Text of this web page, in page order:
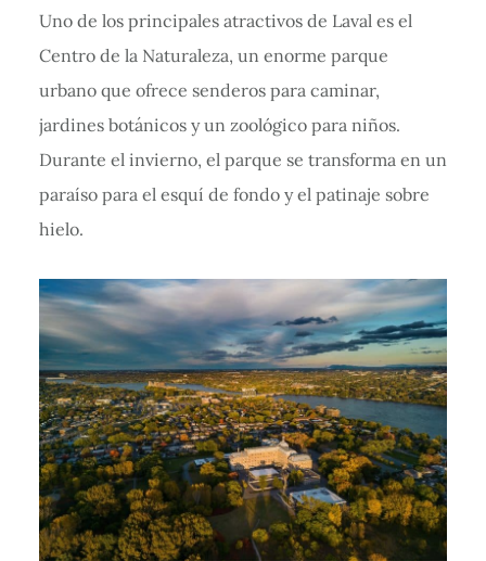
Uno de los principales atractivos de Laval es el
Centro de la Naturaleza, un enorme parque
urbano que ofrece senderos para caminar,
jardines botánicos y un zoológico para niños.
Durante el invierno, el parque se transforma en un
paraíso para el esquí de fondo y el patinaje sobre
hielo.